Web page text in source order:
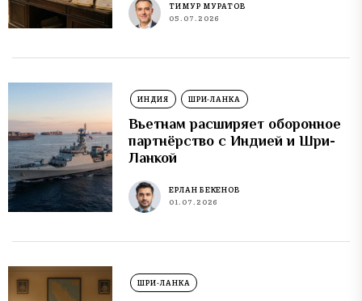
ТИМУР МУРАТОВ
05.07.2026
ИНДИЯ ШРИ-ЛАНКА
Вьетнам расширяет оборонное
партнёрство с Индией и Шри-
Ланкой
ЕРЛАН БЕКЕНОВ
01.07.2026
ШРИ-ЛАНКА